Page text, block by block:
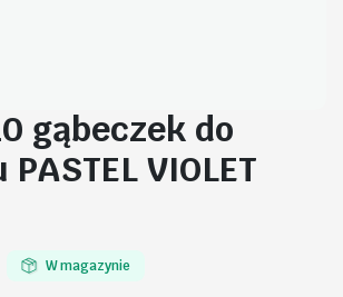
gąbeczek do
VIOLET
W magazynie